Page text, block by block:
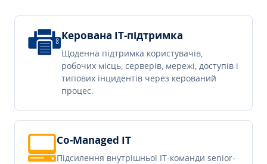
Керована IT-підтримка
Щоденна підтримка користувачів,
робочих місць, серверів, мережі, доступів і
типових інцидентів через керований
процес.
Co-Managed IT
Підсилення внутрішньої IT-команди senior-